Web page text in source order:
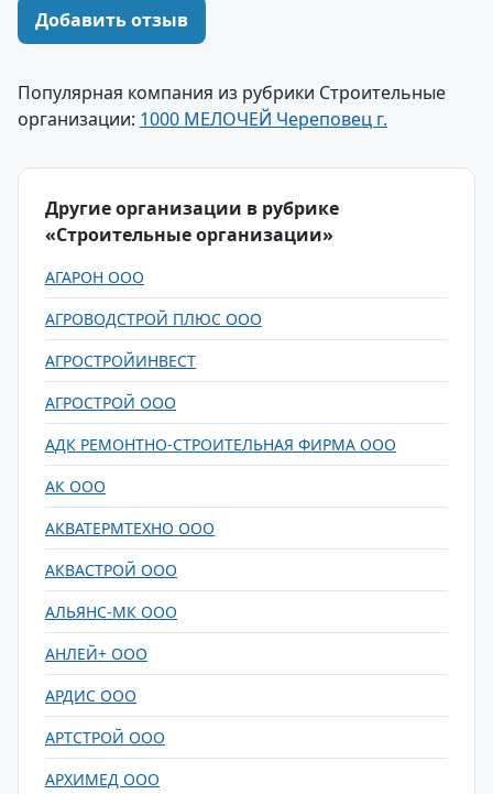
Добавить отзыв
Популярная компания из рубрики Строительные
организации: 1000 МЕЛОЧЕЙ Череповец г.
Другие организации в рубрике
«Строительные организации»
АГАРОН ООО
АГРОВОДСТРОЙ ПЛЮС ООО
АГРОСТРОЙИНВЕСТ
АГРОСТРОЙ ООО
АДК РЕМОНТНО-СТРОИТЕЛЬНАЯ ФИРМА ООО
АК ООО
АКВАТЕРМТЕХНО ООО
АКВАСТРОЙ ООО
АЛЬЯНС-МК ООО
АНЛЕЙ+ ООО
АРДИС ООО
АРТСТРОЙ ООО
АРХИМЕД ООО